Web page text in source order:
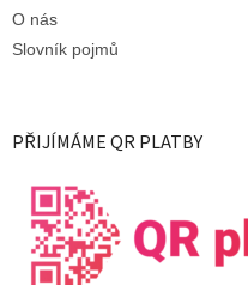
O nás
Slovník pojmů
PŘIJÍMÁME QR PLATBY